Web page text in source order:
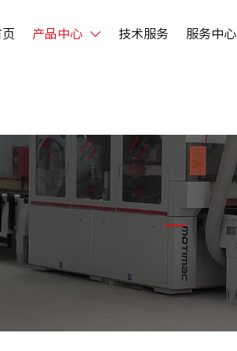
产品中心  技术服务 服务中心